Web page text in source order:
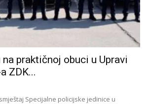
praktičnoj obuci u Upravi
ZDK...
Specijalne policijske jedinice u